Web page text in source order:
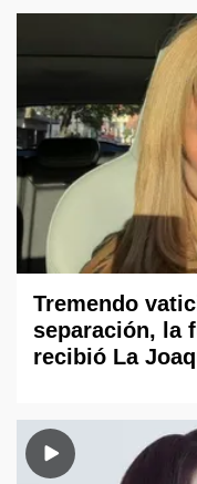
Tremendo
separación, la
recibió La